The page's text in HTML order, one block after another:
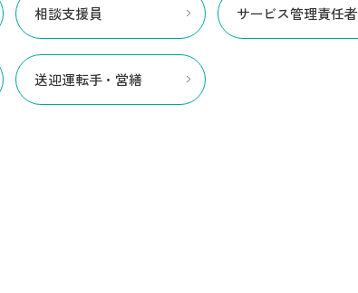
相談支援員 サービス管理責任者
送迎運転手・営繕